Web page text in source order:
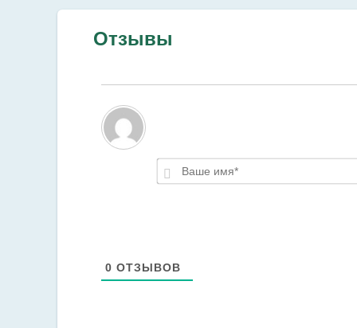
Отзывы
0 ОТЗЫВОВ